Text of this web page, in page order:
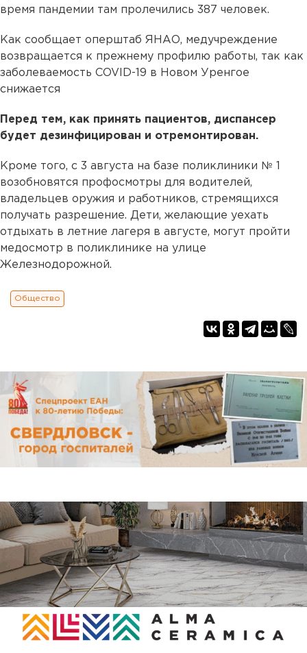
время пандемии там пролечились 387 человек.
Как сообщает оперштаб ЯНАО, медучреждение
возвращается к прежнему профилю работы, так как
заболеваемость COVID-19 в Новом Уренгое
снижается
Перед тем, как принять пациентов, диспансер
будет дезинфицирован и отремонтирован.
Кроме того, с 3 августа на базе поликлиники № 1
возобновятся профосмотры для водителей,
владельцев оружия и работников, стремящихся
получать разрешение. Дети, желающие уехать
отдыхать в летние лагеря в августе, могут пройти
медосмотр в поликлинике на улице
Железнодорожной.
Общество